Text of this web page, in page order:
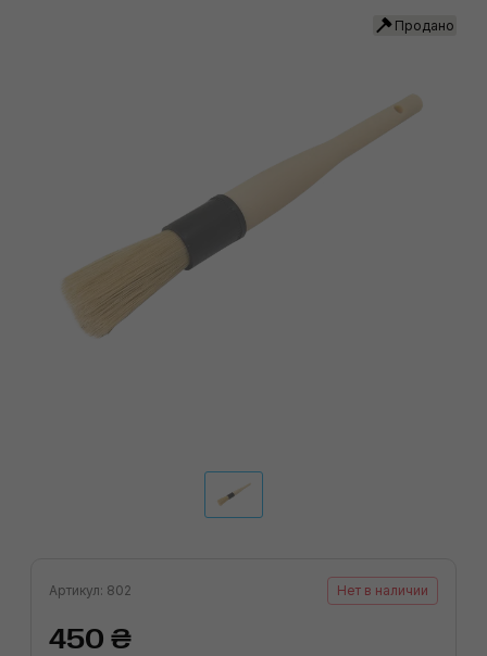
Продано
Артикул: 802 Нет в наличии
450 ₴